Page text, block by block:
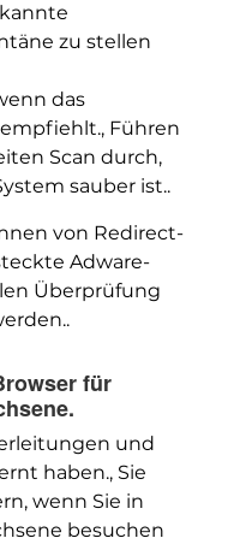
zu stellen
das
Führen
Scan durch,
sauber ist..
von Redirect-
Adware-
Überprüfung
für
und
haben., Sie
wenn Sie in
besuchen